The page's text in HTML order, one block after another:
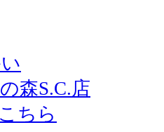
森S.C.店
ちら